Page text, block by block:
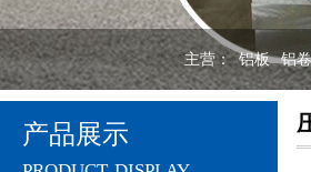
主营： 铝板 铝卷
产品展示